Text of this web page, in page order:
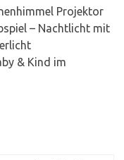
Projektor
– Nachtlicht mit
& Kind im